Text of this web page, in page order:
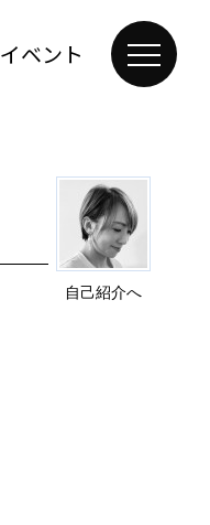
イベント
自己紹介へ